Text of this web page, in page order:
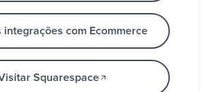
integrações com Ecommerce
Squarespace